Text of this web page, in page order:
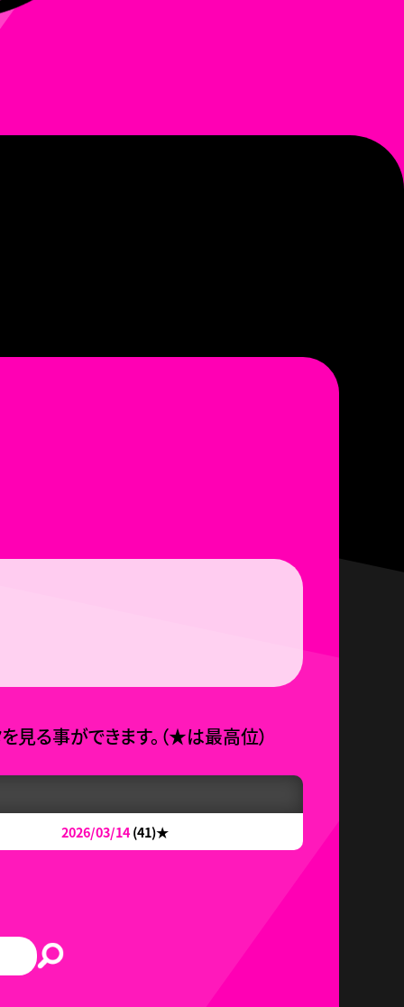
見る事ができます。 （★は最高位）
2026/03/14(41)★